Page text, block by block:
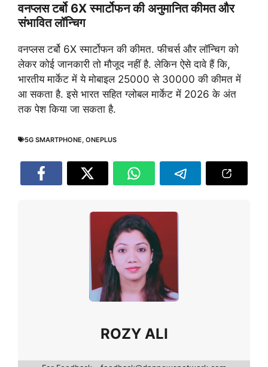
वनप्लस टर्बो 6X स्मार्टोफन की अनुमानित कीमत और
संभावित लॉन्चिग
वनप्लस टर्बो 6X स्मार्टोफन की कीमत. फीचर्स और लॉन्चिग को
लेकर कोई जानकारी तो मौजूद नहीं है. लेकिन ऐसे दावे हैं कि,
भारतीय मार्केट में ये मोबाइल 25000 से 30000 की कीमत में
आ सकता है. इसे भारत सहित ग्लोबल मार्केट में 2026 के अंत
तक पेश किया जा सकता है.
5G SMARTPHONE ONEPLUS
ROZY ALI